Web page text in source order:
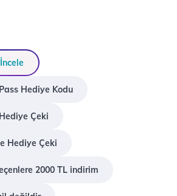
İncele
Hediye Kodu
Çeki
Hediye Çeki
2000 TL indirim